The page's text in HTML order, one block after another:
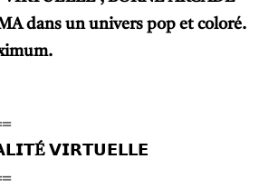
dans un univers pop et coloré.
𝗩𝗜𝗥𝗧𝗨𝗘𝗟𝗟𝗘